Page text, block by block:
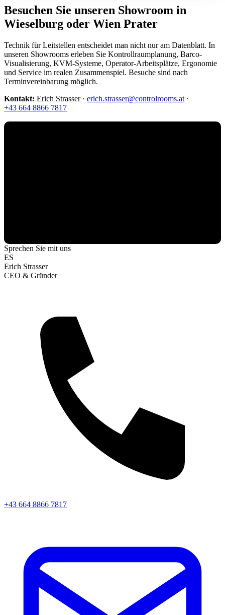
Besuchen Sie unseren Showroom in
Wieselburg oder Wien Prater
Technik für Leitstellen entscheidet man nicht nur am Datenblatt. In
unseren Showrooms erleben Sie Kontrollraumplanung, Barco-
Visualisierung, KVM-Systeme, Operator-Arbeitsplätze, Ergonomie
und Service im realen Zusammenspiel. Besuche sind nach
Terminvereinbarung möglich.
Kontakt: Erich Strasser · erich.strasser@controlrooms.at ·
+43 664 8866 7817
Sprechen Sie mit uns
ES
Erich Strasser
CEO & Gründer
+43 664 8866 7817